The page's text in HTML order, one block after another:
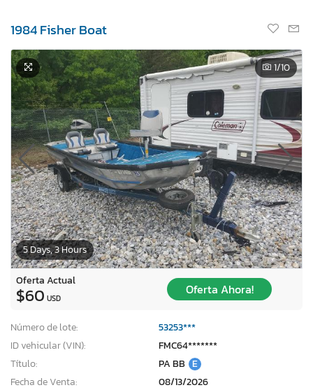
1984 Fisher Boat
5 Days, 3 Hours
1/10
Oferta Actual
$60 USD
Oferta Ahora!
Número de lote:
53253***
ID vehicular (VIN):
FMC64*******
Título:
PA BB E
Fecha de Venta:
08/13/2026